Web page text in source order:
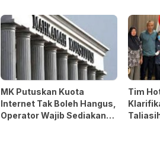
MK Putuskan Kuota
Internet Tak Boleh Hangus,
Operator Wajib Sediakan
Tim